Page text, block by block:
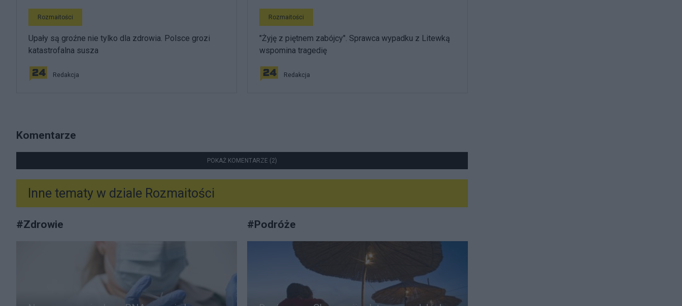
Rozmaitości
Upały są groźne nie tylko dla zdrowia. Polsce grozi
katastrofalna susza
Redakcja
Rozmaitości
"Żyję z piętnem zabójcy". Sprawca wypadku z Litewką
wspomina tragedię
Redakcja
Komentarze
POKAŻ KOMENTARZE (2)
Inne tematy w dziale Rozmaitości
#Zdrowie #Podróże